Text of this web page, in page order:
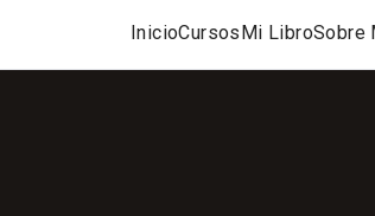
InicioCursosMi LibroSobre